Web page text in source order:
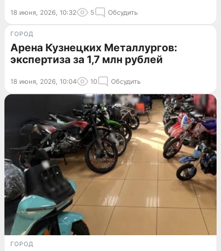
18 июня, 2026, 10:32 5 Обсудить
ГОРОД
Арена Кузнецких Металлургов:
экспертиза за 1,7 млн рублей
18 июня, 2026, 10:04 10 Обсудить
ГОРОД